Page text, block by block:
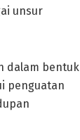
unsur
dalam bentuk
penguatan